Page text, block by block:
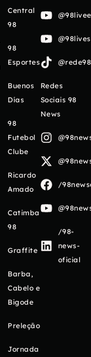
Central
98
98
Esportes
Buenos
Días
98
Futebol
Clube
Ricardo
Amado
Catimba
98
Graffite
Barba,
Cabelo e
Bigode
Preleção
Jornada
Redes
Sociais 98
News
/
/98-
news-
oficial